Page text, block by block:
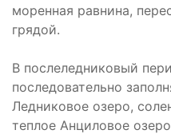
моренная равнина,
грядой.
В послеледниковый
последовательно
Ледниковое озеро,
теплое Анциловое